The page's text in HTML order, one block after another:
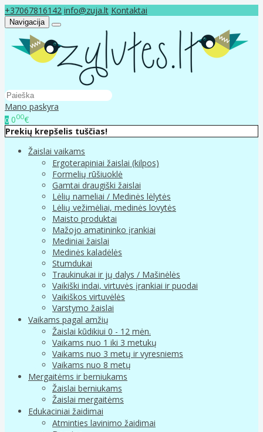
+37067816142 info@zuja.lt Kontaktai
Navigacija
Mano paskyra
0 000€
Prekių krepšelis tuščias!
Žaislai vaikams
Ergoterapiniai žaislai (kilpos)
Formelių rūšiuoklė
Gamtai draugiški žaislai
Lėlių nameliai / Medinės lėlytės
Lėlių vežimėliai, medinės lovytės
Maisto produktai
Mažojo amatininko įrankiai
Mediniai žaislai
Medinės kaladėlės
Stumdukai
Traukinukai ir jų dalys / Mašinėlės
Vaikiški indai, virtuvės įrankiai ir puodai
Vaikiškos virtuvėlės
Varstymo žaislai
Vaikams pagal amžių
Žaislai kūdikiui 0 - 12 mėn.
Vaikams nuo 1 iki 3 metukų
Vaikams nuo 3 metų ir vyresniems
Vaikams nuo 8 metų
Mergaitėms ir berniukams
Žaislai berniukams
Žaislai mergaitėms
Edukaciniai žaidimai
Atminties lavinimo žaidimai